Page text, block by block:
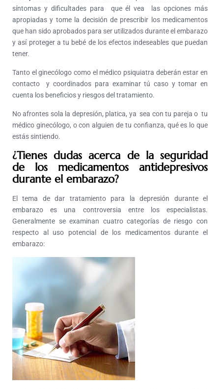
síntomas y dificultades para que él vea las opciones más
apropiadas y tome la decisión de prescribir los medicamentos
que han sido aprobados para ser utilizados durante el embarazo
y así proteger a tu bebé de los efectos indeseables que puedan
tener.
Tanto el ginecólogo como el médico psiquiatra deberán estar en
contacto y coordinados para examinar tú caso y tomar en
cuenta los beneficios y riesgos del tratamiento.
No afrontes sola la depresión, platica, ya sea con tu pareja o tu
médico ginecólogo, o con alguien de tu confianza, qué es lo que
estás sintiendo.
¿Tienes dudas acerca de la seguridad
de los medicamentos antidepresivos
durante el embarazo?
El tema de dar tratamiento para la depresión durante el
embarazo es una controversia entre los especialistas.
Generalmente se examinan cuatro categorías de riesgo con
respecto al uso potencial de los medicamentos durante el
embarazo: